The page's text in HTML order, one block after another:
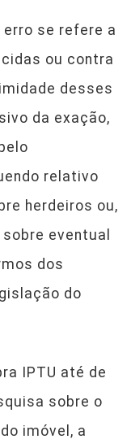
se refere a
ou contra
desses
da exação,
relativo
herdeiros ou,
eventual
dos
do
IPTU até de
sobre o
imóvel, a